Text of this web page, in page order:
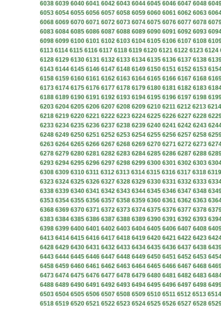
6038 6039 6040 6041 6042 6043 6044 6045 6046 6047 6048
6053 6054 6055 6056 6057 6058 6059 6060 6061 6062 6063
6068 6069 6070 6071 6072 6073 6074 6075 6076 6077 6078
6083 6084 6085 6086 6087 6088 6089 6090 6091 6092 6093
6098 6099 6100 6101 6102 6103 6104 6105 6106 6107 6108
6113 6114 6115 6116 6117 6118 6119 6120 6121 6122 6123 6124
6128 6129 6130 6131 6132 6133 6134 6135 6136 6137 6138
6143 6144 6145 6146 6147 6148 6149 6150 6151 6152 6153
6158 6159 6160 6161 6162 6163 6164 6165 6166 6167 6168
6173 6174 6175 6176 6177 6178 6179 6180 6181 6182 6183
6188 6189 6190 6191 6192 6193 6194 6195 6196 6197 6198
6203 6204 6205 6206 6207 6208 6209 6210 6211 6212 6213 6214
6218 6219 6220 6221 6222 6223 6224 6225 6226 6227 6228
6233 6234 6235 6236 6237 6238 6239 6240 6241 6242 6243
6248 6249 6250 6251 6252 6253 6254 6255 6256 6257 6258
6263 6264 6265 6266 6267 6268 6269 6270 6271 6272 6273
6278 6279 6280 6281 6282 6283 6284 6285 6286 6287 6288
6293 6294 6295 6296 6297 6298 6299 6300 6301 6302 6303
6308 6309 6310 6311 6312 6313 6314 6315 6316 6317 6318 6319
6323 6324 6325 6326 6327 6328 6329 6330 6331 6332 6333
6338 6339 6340 6341 6342 6343 6344 6345 6346 6347 6348
6353 6354 6355 6356 6357 6358 6359 6360 6361 6362 6363
6368 6369 6370 6371 6372 6373 6374 6375 6376 6377 6378
6383 6384 6385 6386 6387 6388 6389 6390 6391 6392 6393
6398 6399 6400 6401 6402 6403 6404 6405 6406 6407 6408
6413 6414 6415 6416 6417 6418 6419 6420 6421 6422 6423
6428 6429 6430 6431 6432 6433 6434 6435 6436 6437 6438
6443 6444 6445 6446 6447 6448 6449 6450 6451 6452 6453
6458 6459 6460 6461 6462 6463 6464 6465 6466 6467 6468
6473 6474 6475 6476 6477 6478 6479 6480 6481 6482 6483
6488 6489 6490 6491 6492 6493 6494 6495 6496 6497 6498
6503 6504 6505 6506 6507 6508 6509 6510 6511 6512 6513 6514
6518 6519 6520 6521 6522 6523 6524 6525 6526 6527 6528